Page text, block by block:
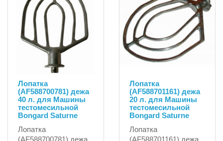
Лопатка
(AF588700781) дежа
40 л. для Машины
тестомесильной
Bongard Saturne
Лопатка
(AF588700781) дежа
Лопатка
(AF588701161) дежа
20 л. для Машины
тестомесильной
Bongard Saturne
Лопатка
(AF588701161) дежа